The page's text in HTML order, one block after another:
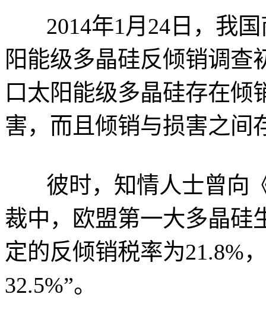
2014年1月24日，我
阳能级多晶硅反倾销调查
口太阳能级多晶硅存在倾
害，而且倾销与损害之间
彼时，知情人士曾向
裁中，欧盟第一大多晶
定的反倾销税率为21.8%
32.5%”。